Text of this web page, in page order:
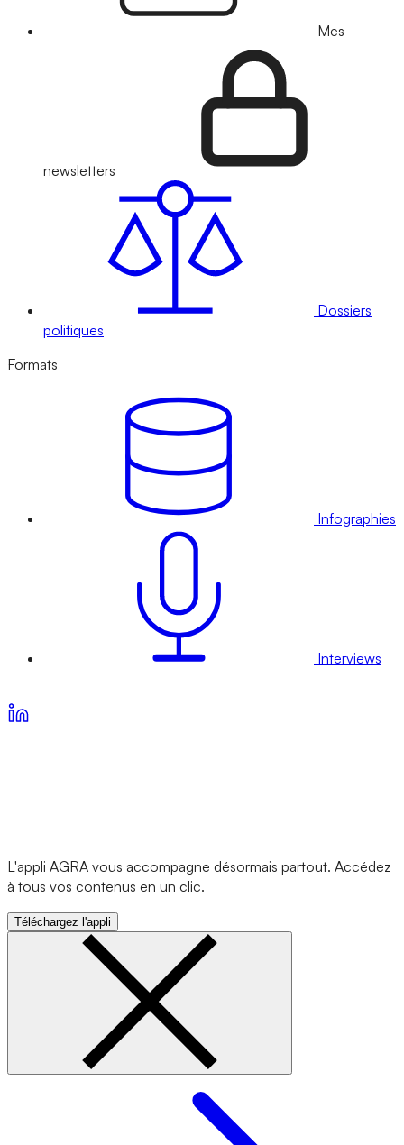
Mes
newsletters
Dossiers
politiques
Formats
Infographies
Interviews
L'appli AGRA vous accompagne désormais partout. Accédez
à tous vos contenus en un clic.
Téléchargez l'appli